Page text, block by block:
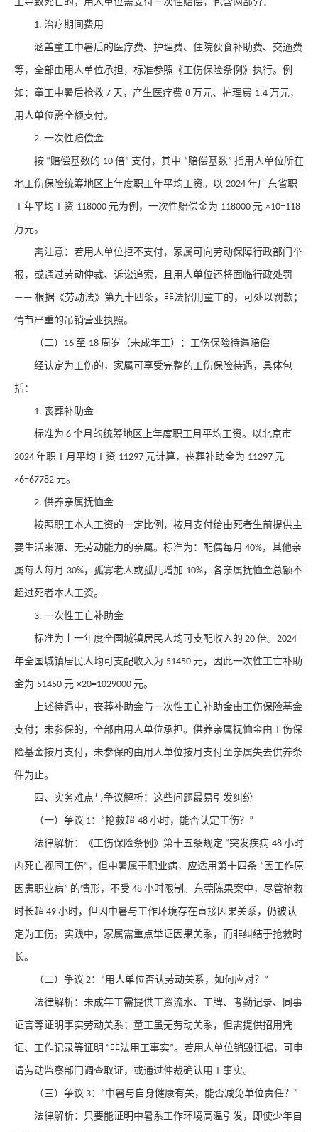
1. 治疗期间费用
涵盖童工中暑后的医疗费、护理费、住院伙食补助费、交通费
等，全部由用人单位承担，标准参照《工伤保险条例》执行。例
如：童工中暑后抢救 7 天，产生医疗费 8 万元、护理费 1.4 万元，
用人单位需全额支付。
2. 一次性赔偿金
按 “赔偿基数的 10 倍” 支付，其中 “赔偿基数” 指用人单位所在
地工伤保险统筹地区上年度职工年平均工资。以 2024 年广东省职
工年平均工资 118000 元为例，一次性赔偿金为 118000 元 ×10=118
万元。
需注意：若用人单位拒不支付，家属可向劳动保障行政部门举
报，或通过劳动仲裁、诉讼追索，且用人单位还将面临行政处罚
—— 根据《劳动法》第九十四条，非法招用童工的，可处以罚款；
情节严重的吊销营业执照。
（二） 16 至 18 周岁（未成年工）：工伤保险待遇赔偿
经认定为工伤的，家属可享受完整的工伤保险待遇，具体包
括：
1. 丧葬补助金
标准为 6 个月的统筹地区上年度职工月平均工资。以北京市
2024 年职工月平均工资 11297 元计算，丧葬补助金为 11297 元
×6=67782 元。
2. 供养亲属抚恤金
按照职工本人工资的一定比例，按月支付给由死者生前提供主
要生活来源、无劳动能力的亲属。标准为：配偶每月 40%，其他亲
属每人每月 30%，孤寡老人或孤儿增加 10%，各亲属抚恤金总额不
超过死者本人工资。
3. 一次性工亡补助金
标准为上一年度全国城镇居民人均可支配收入的 20 倍。 2024
年全国城镇居民人均可支配收入为 51450 元，因此一次性工亡补助
金为 51450 元 ×20=1029000 元。
上述待遇中，丧葬补助金与一次性工亡补助金由工伤保险基金
支付；未参保的，全部由用人单位承担。供养亲属抚恤金由工伤保
险基金按月支付，未参保的由用人单位按月支付至亲属失去供养条
件为止。
四、实务难点与争议解析：这些问题最易引发纠纷
（一）争议 1： “抢救超 48 小时，能否认定工伤？ ”
法律解析：《工伤保险条例》第十五条规定 “突发疾病 48 小时
内死亡视同工伤” ，但中暑属于职业病，应适用第十四条 “ 因工作原
因患职业病” 的情形， 不受 48 小时限制 。东莞陈果案中，尽管抢救
时长超 49 小时，但因中暑与工作环境存在直接因果关系，仍被认
定为工伤。实践中，家属需重点举证因果关系，而非纠结于抢救时
长。
（二）争议 2： “用人单位否认劳动关系，如何应对？ ”
法律解析：未成年工需提供工资流水、工牌、考勤记录、同事
证言等证明事实劳动关系；童工虽无劳动关系，但需提供招用凭
证、工作记录等证明 “非法用工事实”。若用人单位销毁证据，可申
请劳动监察部门调查取证，或通过仲裁确认用工事实。
（三）争议 3： “中暑与自身健康有关，能否减免单位责任？ ”
法律解析：只要能证明中暑系工作环境高温引发，即使少年自